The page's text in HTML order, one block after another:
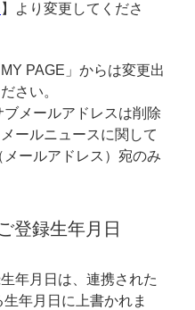
】より変更してくださ
PAGE」からは変更出
さい。
メールアドレスは削除
ールニュースに関して
ールアドレス）宛のみ
登録生年月日
年月日は、連携された
年月日に上書かれま